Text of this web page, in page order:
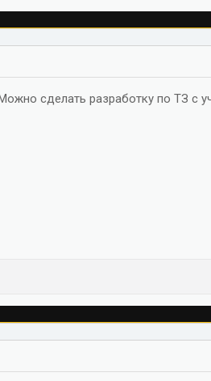
сделать разработку по ТЗ с